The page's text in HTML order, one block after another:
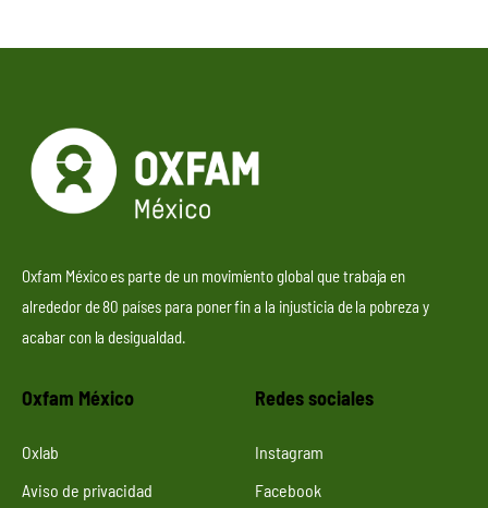
Oxfam México es parte de un movimiento global que trabaja en
alrededor de 80 países para poner fin a la injusticia de la pobreza y
acabar con la desigualdad.
Oxfam México
Oxlab
Aviso de privacidad
Redes sociales
Instagram
Facebook